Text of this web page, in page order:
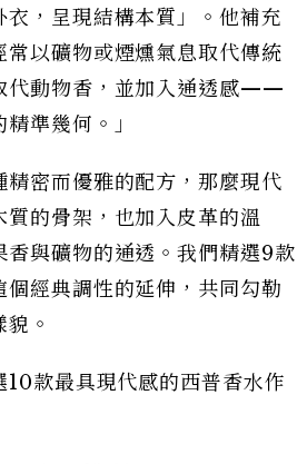
衣，呈現結構本質」。他補充
常以礦物或煙燻氣息取代傳統
代動物香，並加入通透感——
準幾何。」
精密而優雅的配方，那麼現代
質的骨架，也加入皮革的溫
香與礦物的通透。我們精選9款
個經典調性的延伸，共同勾勒
。
10款最具現代感的西普香水作